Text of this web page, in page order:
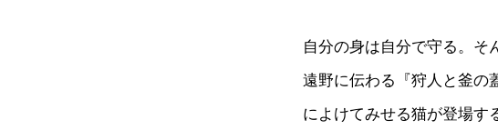
自分の身は自分で守る。そ
遠野に伝わる『狩人と釜の
によけてみせる猫が登場す